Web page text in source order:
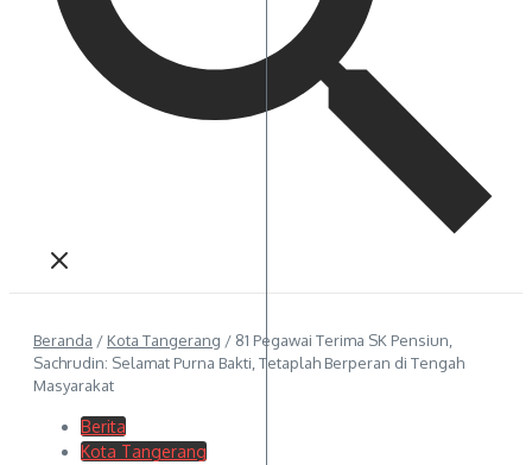
Beranda / Kota Tangerang / 81 Pegawai Terima SK Pensiun,
Sachrudin: Selamat Purna Bakti, Tetaplah Berperan di Tengah
Masyarakat
Berita
Kota Tangerang